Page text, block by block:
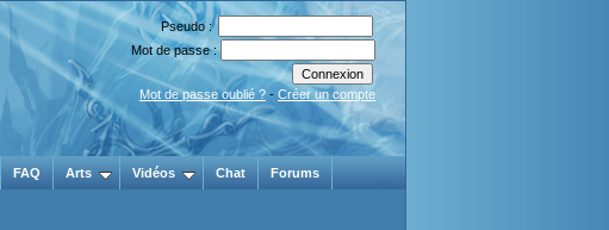
Pseudo :
Mot de passe :
Mot de passe oublié ? - Créer un compte
FAQ Arts Vidéos Chat Forums